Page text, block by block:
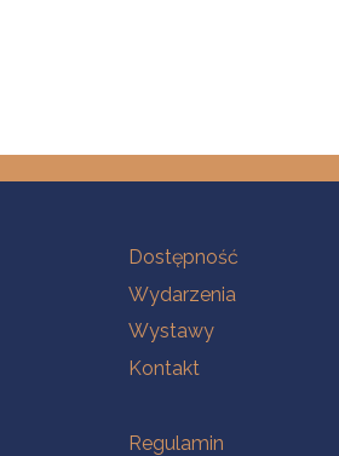
Na skróty
Dostępność
Wydarzenia
Wystawy
Kontakt
Na skróty
Regulamin